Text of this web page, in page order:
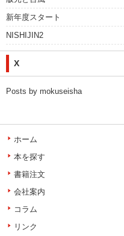
新年度スタート
NISHIJIN2
X
Posts by mokuseisha
ホーム
本を探す
書籍注文
会社案内
コラム
リンク